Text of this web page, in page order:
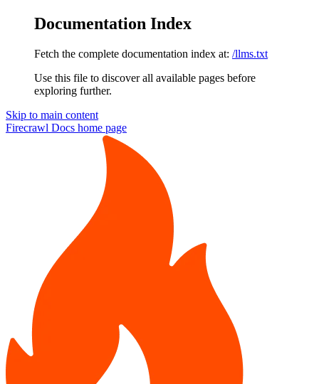
Documentation Index
Fetch the complete documentation index at: /llms.txt
Use this file to discover all available pages before
exploring further.
Skip to main content
Firecrawl Docs home page